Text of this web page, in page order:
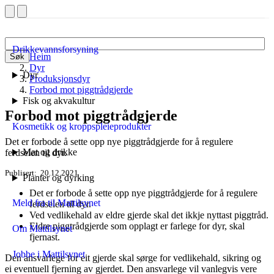
Søk
Drikkevannsforsyning
Dyr
Fisk og akvakultur
Kosmetikk og kroppspleieprodukter
Mat og drikke
Planter og dyrking
Meld fra til Mattilsynet
Om Mattilsynet
Jobbe i Mattilsynet
Heim
Dyr
Produksjonsdyr
Forbod mot piggtrådgjerde
Forbod mot piggtrådgjerde
Det er forbode å sette opp nye piggtrådgjerde for å regulere
ferdselen til dyr.
Publisert 20.12.2021
Det er forbode å sette opp nye piggtrådgjerde for å regulere
ferdselen til dyr.
Ved vedlikehald av eldre gjerde skal det ikkje nyttast piggtråd.
Eldre piggtrådgjerde som opplagt er farlege for dyr, skal
fjernast.
Den ansvarlege for eit gjerde skal sørge for vedlikehald, sikring og
ei eventuell fjerning av gjerdet. Den ansvarlege vil vanlegvis vere